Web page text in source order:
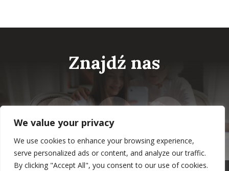
We value your privacy
We use cookies to enhance your browsing experience,
serve personalized ads or content, and analyze our traffic.
By clicking "Accept All", you consent to our use of cookies.
Znajdź nas